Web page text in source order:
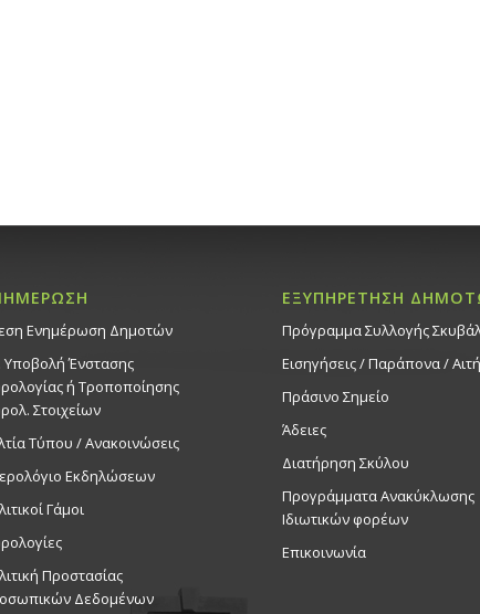
Ενημέρωση Δημοτών
Υποβολή Ένστασης
ή Τροποποίησης
Στοιχείων
Τύπου / Ανακοινώσεις
Εκδηλώσεων
Γάμοι
Προστασίας
Δεδομένων
ΕΞΥΠΗΡΕΤΗΣΗ
Πρόγραμμα Συλλογής
Εισηγήσεις / Παράπονα /
Πράσινο Σημείο
Άδειες
Διατήρηση Σκύλου
Προγράμματα Ανακύκλωσης
Ιδιωτικών φορέων
Επικοινωνία